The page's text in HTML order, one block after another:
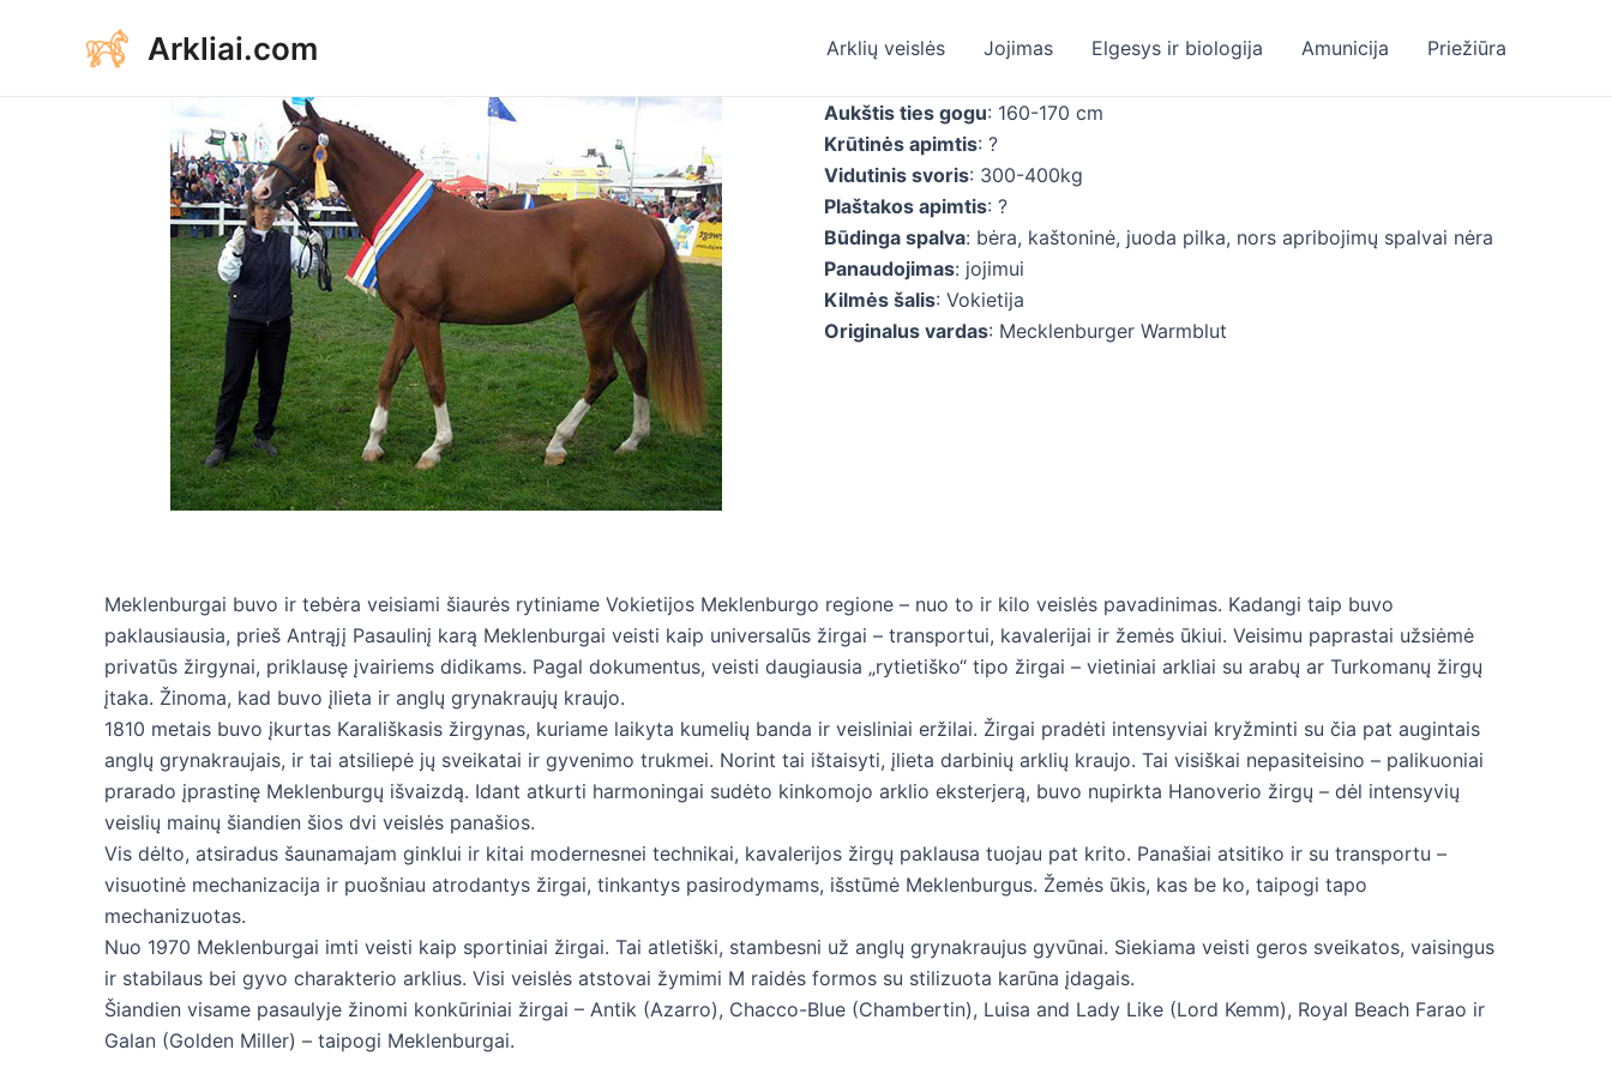
Arkliai.com Arklių veislės Jojimas Elgesys ir biologija Amunicija Priežiūra
Aukštis ties gogu: 160-170 cm
Krūtinės apimtis: ?
Vidutinis svoris: 300-400kg
Plaštakos apimtis: ?
Būdinga spalva: bėra, kaštoninė, juoda pilka, nors apribojimų spalvai nėra
Panaudojimas: jojimui
Kilmės šalis: Vokietija
Originalus vardas: Mecklenburger Warmblut
Meklenburgai buvo ir tebėra veisiami šiaurės rytiniame Vokietijos Meklenburgo regione – nuo to ir kilo veislės pavadinimas. Kadangi taip buvo
paklausiausia, prieš Antrąjį Pasaulinį karą Meklenburgai veisti kaip universalūs žirgai – transportui, kavalerijai ir žemės ūkiui. Veisimu paprastai užsiėmė
privatūs žirgynai, priklausę įvairiems didikams. Pagal dokumentus, veisti daugiausia „rytietiško“ tipo žirgai – vietiniai arkliai su arabų ar Turkomanų žirgų
įtaka. Žinoma, kad buvo įlieta ir anglų grynakraujų kraujo.
1810 metais buvo įkurtas Karališkasis žirgynas, kuriame laikyta kumelių banda ir veisliniai eržilai. Žirgai pradėti intensyviai kryžminti su čia pat augintais
anglų grynakraujais, ir tai atsiliepė jų sveikatai ir gyvenimo trukmei. Norint tai ištaisyti, įlieta darbinių arklių kraujo. Tai visiškai nepasiteisino – palikuoniai
prarado įprastinę Meklenburgų išvaizdą. Idant atkurti harmoningai sudėto kinkomojo arklio eksterjerą, buvo nupirkta Hanoverio žirgų – dėl intensyvių
veislių mainų šiandien šios dvi veislės panašios.
Vis dėlto, atsiradus šaunamajam ginklui ir kitai modernesnei technikai, kavalerijos žirgų paklausa tuojau pat krito. Panašiai atsitiko ir su transportu –
visuotinė mechanizacija ir puošniau atrodantys žirgai, tinkantys pasirodymams, išstūmė Meklenburgus. Žemės ūkis, kas be ko, taipogi tapo
mechanizuotas.
Nuo 1970 Meklenburgai imti veisti kaip sportiniai žirgai. Tai atletiški, stambesni už anglų grynakraujus gyvūnai. Siekiama veisti geros sveikatos, vaisingus
ir stabilaus bei gyvo charakterio arklius. Visi veislės atstovai žymimi M raidės formos su stilizuota karūna įdagais.
Šiandien visame pasaulyje žinomi konkūriniai žirgai – Antik (Azarro), Chacco-Blue (Chambertin), Luisa and Lady Like (Lord Kemm), Royal Beach Farao ir
Galan (Golden Miller) – taipogi Meklenburgai.